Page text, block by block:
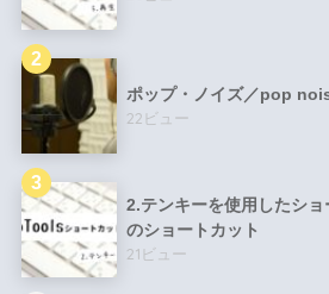
ポップ・ノイズ／pop
22ビュー
2.テンキーを使用したシ
のショートカット
21ビュー